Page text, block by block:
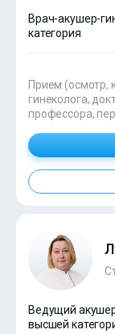
Врач-акушер-
категория
Прием (осмотр,
гинеколога,
профессора,
Ведущий
высшей